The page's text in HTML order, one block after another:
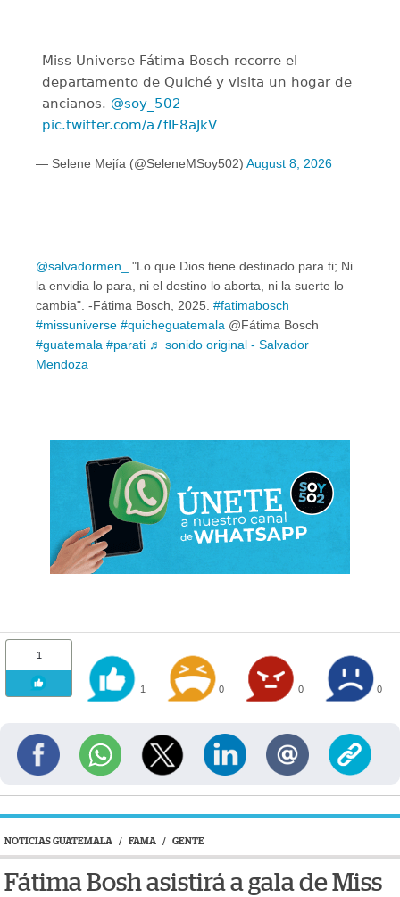
Miss Universe Fátima Bosch recorre el
departamento de Quiché y visita un hogar de
ancianos. @soy_502
pic.twitter.com/a7fIF8aJkV
— Selene Mejía (@SeleneMSoy502) August 8, 2026
@salvadormen_
"Lo que Dios tiene destinado para ti; Ni
la envidia lo para, ni el destino lo aborta, ni la suerte lo
cambia". -Fátima Bosch, 2025. #fatimabosch
#missuniverse #quicheguatemala @Fátima Bosch
#guatemala #parati ♬ sonido original - Salvador
Mendoza
1
1 0 0 0
NOTICIAS GUATEMALA / FAMA / GENTE
Fátima Bosh asistirá a gala de Miss